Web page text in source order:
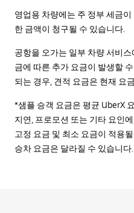
영업용 차량에는 주 정부 세금
한 금액이 청구될 수 있습니다.
공항을 오가는 일부 차량 서비
금에 따른 추가 요금이 발생할
되는 경우, 견적 요금은 현재 요
*샘플 승객 요금은 평균 UberX
지연, 프로모션 또는 기타 요인
고정 요금 및 최소 요금이 적용
승차 요금은 달라질 수 있습니다.